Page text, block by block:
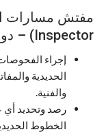
Inspector) – دوام كامل من مقر الشركة (أبوظبي)
إجراء
الحديدية
والفنية.
رصد وتحديد أي
الخطوط